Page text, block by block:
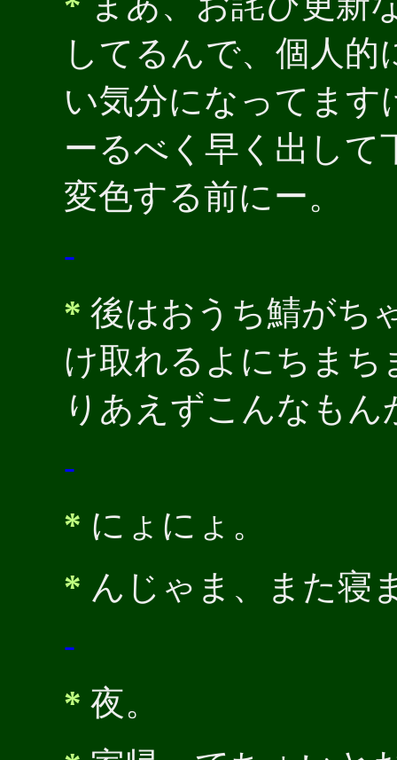
してるんで、個人
い気分になってま
ーるべく早く出して
変色する前にー。
-
* 後はおうち鯖がち
け取れるよにちまち
りあえずこんなもん
-
* にょにょ。
* んじゃま、また寝
-
* 夜。